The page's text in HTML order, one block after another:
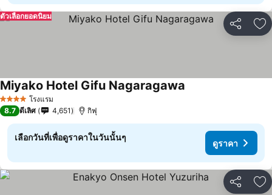
แชร์ เ
ตัวเลือกยอดนิยม
4 ดาว โรงแรม
Miyako Hotel Gifu Nagaragawa
8.7 ดีเลิศ 4,651 กิฟุ
เลือกวันที่เพื่อดูราคาในวันนั้นๆ
ดูราคา
แชร์ เ